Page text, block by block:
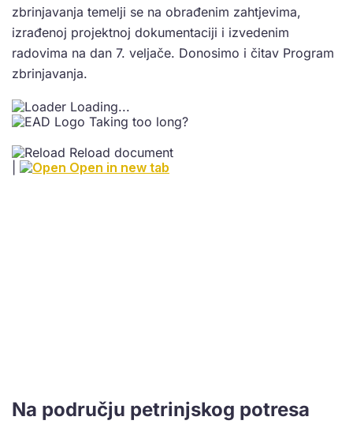
zbrinjavanja temelji se na obrađenim zahtjevima,
izrađenoj projektnoj dokumentaciji i izvedenim
radovima na dan 7. veljače. Donosimo i čitav Program
zbrinjavanja.
Loading...
Taking too long?
Reload document
Open in new tab
Na području petrinjskog potresa